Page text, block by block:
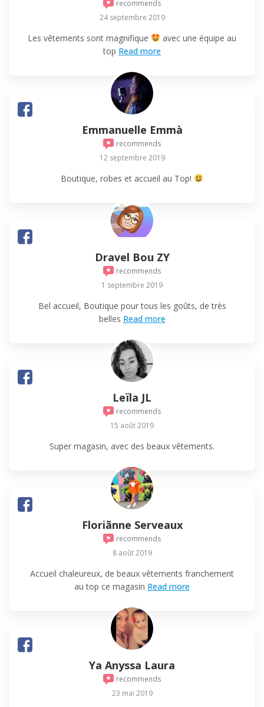
recommends
24 septembre 2019
Les vêtements sont magnifique
avec une équipe au
top Read more
Emmanuelle Emmà
recommends
12 septembre 2019
Boutique, robes et accueil au Top!
Dravel Bou ZY
recommends
1 septembre 2019
Bel accueil, Boutique pour tous les goûts, de très
belles Read more
Leïla JL
recommends
15 août 2019
Super magasin, avec des beaux vêtements.
Floriãnne Serveaux
recommends
8 août 2019
Accueil chaleureux, de beaux vêtements franchement
au top ce magasin Read more
Ya Anyssa Laura
recommends
23 mai 2019